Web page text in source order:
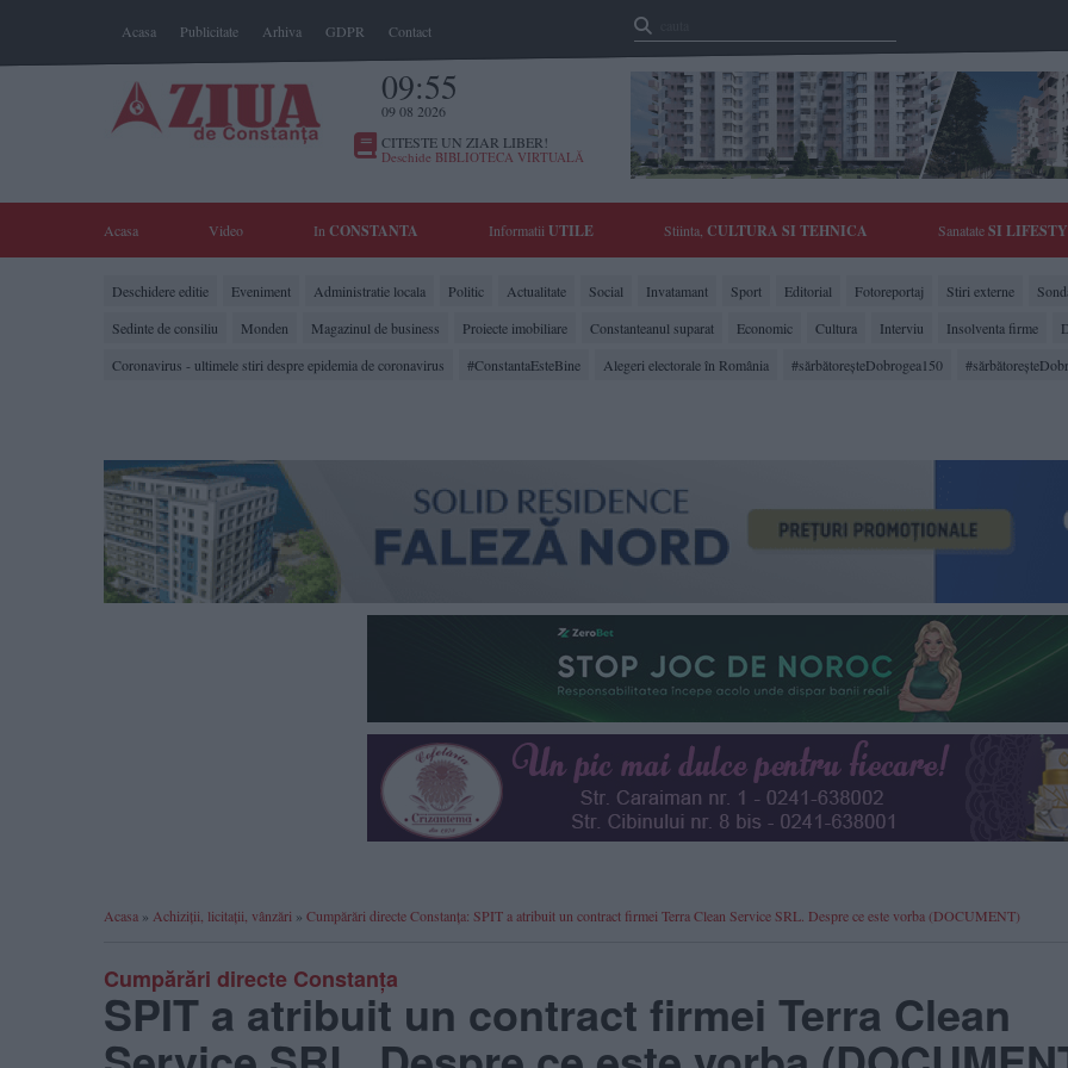
Acasa Publicitate Arhiva GDPR Contact
09:55
09 08 2026
CITESTE UN ZIAR LIBER!
Deschide BIBLIOTECA VIRTUALĂ
Acasa Video In CONSTANTA Informatii UTILE Stiinta, CULTURA SI TEHNICA SanatateSI
Deschidere editie Eveniment Administratie locala Politic Actualitate Social Invatamant Sport Editorial Fotoreportaj Stiri externe
Sedinte de consiliu
Monden Magazinul de business Proiecte imobiliare Constanteanul suparat Economic Cultura Interviu Insolventa firme
Coronavirus - ultimele stiri despre epidemia de coronavirus
#ConstantaEsteBine Alegeri electorale în România #sărbătoreşteDobrogea150
Acasa » Achiziții, licitații, vânzări » Cumpărări directe Constanța: SPIT a atribuit un contract firmei Terra Clean Service SRL. Despre ce este vorba (DOCUMENT)
Cumpărări directe Constanța
SPIT a atribuit un contract firmei Terra Clean